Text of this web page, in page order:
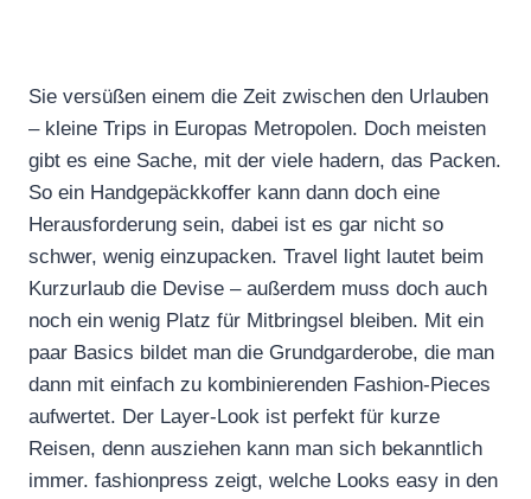
Sie versüßen einem die Zeit zwischen den Urlauben
– kleine Trips in Europas Metropolen. Doch meisten
gibt es eine Sache, mit der viele hadern, das Packen.
So ein Handgepäckkoffer kann dann doch eine
Herausforderung sein, dabei ist es gar nicht so
schwer, wenig einzupacken. Travel light lautet beim
Kurzurlaub die Devise – außerdem muss doch auch
noch ein wenig Platz für Mitbringsel bleiben. Mit ein
paar Basics bildet man die Grundgarderobe, die man
dann mit einfach zu kombinierenden Fashion-Pieces
aufwertet. Der Layer-Look ist perfekt für kurze
Reisen, denn ausziehen kann man sich bekanntlich
immer. fashionpress zeigt, welche Looks easy in den